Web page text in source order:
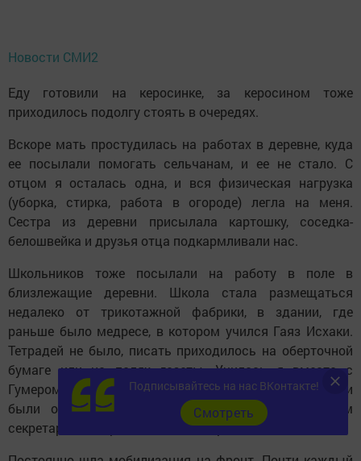
Новости СМИ2
Еду готовили на керосинке, за керосином тоже
приходилось подолгу стоять в очередях.
Вскоре мать простудилась на работах в деревне, куда
ее посылали помогать сельчанам, и ее не стало. С
отцом я осталась одна, и вся физическая нагрузка
(уборка, стирка, работа в огороде) легла на меня.
Сестра из деревни присылала картошку, соседка-
белошвейка и друзья отца подкармливали нас.
Школьников тоже посылали на работу в поле в
близлежащие деревни. Школа стала размещаться
недалеко от трикотажной фабрики, в здании, где
раньше было медресе, в котором учился Гаяз Исхаки.
Тетрадей не было, писать приходилось на обер­точной
бумаге или на полях газеты. Училась я вместе с
Гумером Усмановым, мы сидели за одной партой и
были отличниками. Впоследствии он стал первым
секретарем Татарского обкома партии.
Подписывайтесь на нас ВКонтакте!
Cмотреть